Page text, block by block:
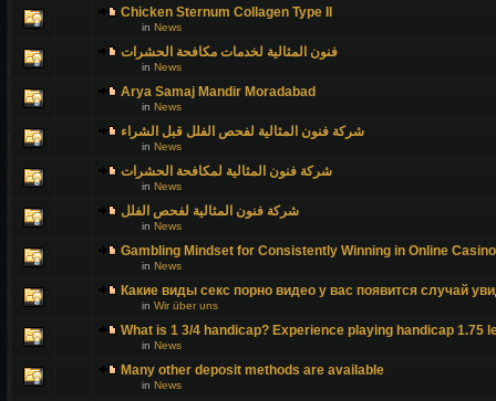
Chicken Sternum Collagen Type II
in News
فنون المثالية لخدمات مكافحة الحشرات
in News
Arya Samaj Mandir Moradabad
in News
شركة فنون المثالية لفحص الفلل قبل الشراء
in News
شركة فنون المثالية لمكافحة الحشرات
in News
شركة فنون المثالية لفحص الفلل
in News
Gambling Mindset for Consistently Winning in Online
in News
Какие виды секс порно видео у вас появится случай
in Wir über uns
What is 1 3/4 handicap? Experience playing handicap 1.75
in News
Many other deposit methods are available
in News